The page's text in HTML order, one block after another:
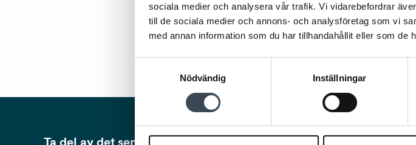
sociala medier och analysera vår trafik. Vi vidarebefordrar
till de sociala medier och annons- och analysföretag som vi
med annan information som du har tillhandahållit eller som de
Nödvändig
Inställningar
Ta del av det senaste från RCO!